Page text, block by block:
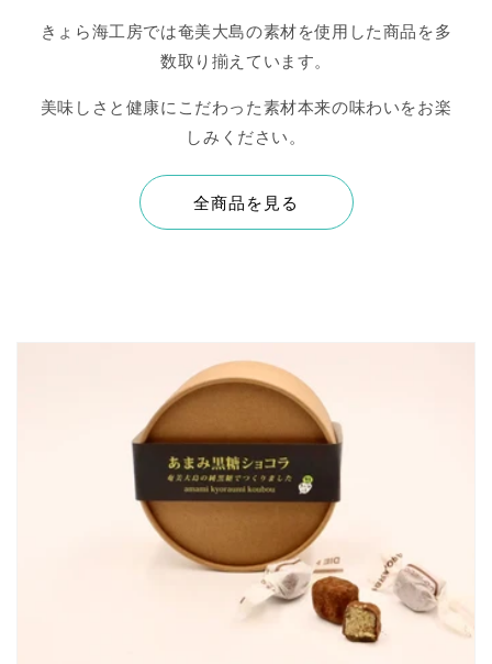
きょら海工房では奄美大島の素材を使用した商品を多
数取り揃えています。
美味しさと健康にこだわった素材本来の味わいをお楽
しみください。
全商品を見る